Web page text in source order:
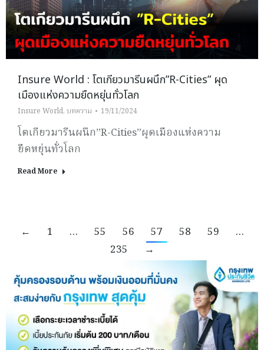
Insure World : โตเกียวมารีนผนึก”R-Cities” ผุด
เมืองแห่งความยืดหยุ่นทั่วโลก
Insure World, บทความ 19/11/2024
โตเกียวมารีนผนึก”R-Cities”ผุดเมืองแห่งความ
ยืดหยุ่นทั่วโลก
Read More
← 1 … 55 56 57 58 59
…
235
→